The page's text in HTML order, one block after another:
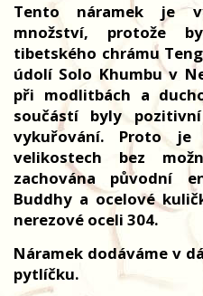
Tento náramek je
množství, protože
tibetského chrámu
údolí Solo Khumbu v
při modlitbách a
součástí byly
vykuřování. Proto
velikostech bez
zachována původní
Buddhy a ocelové
nerezové oceli 304.
Náramek dodáváme v
pytlíčku.